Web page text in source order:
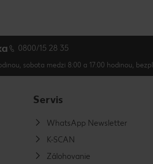
0800/15 28 35
sobota medzi 8:00 a 17:00 hodinou,
Servis
WhatsApp Newsletter
K-SCAN
Zálohovanie